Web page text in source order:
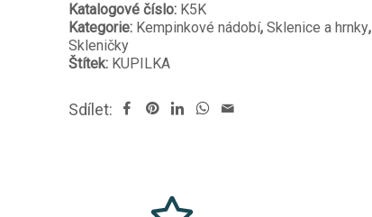
Katalogové číslo: K5K
Kategorie: Kempinkové nádobí,Sklenice a hrnky,
Skleničky
Štítek: KUPILKA
Sdílet: